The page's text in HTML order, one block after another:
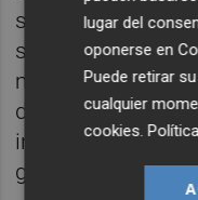
situación que
seguridad de los
medidas de
de una hora,
incidencias
general, en
lugar del
oponerse en
Puede retirar
cualquier
cookies .